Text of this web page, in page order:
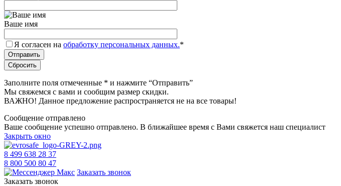
Ваше имя
Я согласен на обработку персональных данных.*
Заполните поля отмеченные * и нажмите “Отправить”
Мы свяжемся с вами и сообщим размер скидки.
ВАЖНО! Данное предложение распространяется не на все товары!
Сообщение отправлено
Ваше сообщение успешно отправлено. В ближайшее время с Вами свяжется наш специалист
Закрыть окно
8 499 638 28 37
8 800 500 80 47
Заказать звонок
Заказать звонок